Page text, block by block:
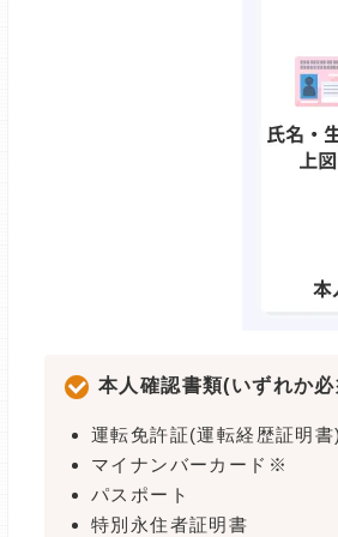
本人確認書類(いずれか
運転免許証(運転経歴証明
マイナンバーカード※
パスポート
特別永住者証明書